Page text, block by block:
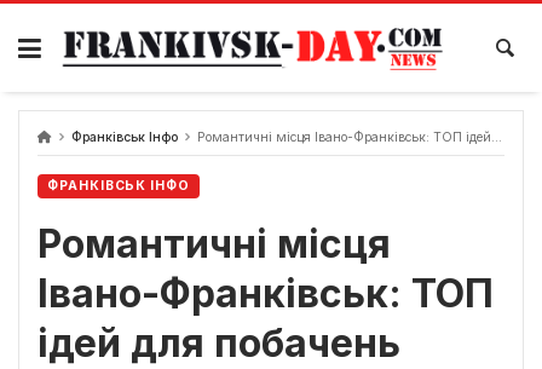
Skip
content
Франківськ Інфо Романтичні місця Івано-Франківськ: ТОП ідей для побачень
ФРАНКІВСЬК ІНФО
Романтичні місця
Івано-Франківськ: ТОП
ідей для побачень